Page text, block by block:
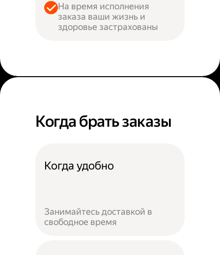
На время исполнения
заказа ваши жизнь и
здоровье застрахованы
Когда брать заказы
Когда удобно
Занимайтесь доставкой в
свободное время